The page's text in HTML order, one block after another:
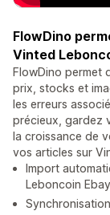
FlowDino
Vinted
FlowDino permet
prix, stocks et
les erreurs
précieux, gardez
la croissance de
vos articles sur
Import
Leboncoin